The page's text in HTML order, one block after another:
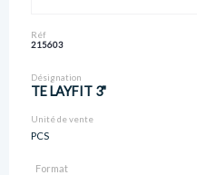
Réf
215603
Désignation
TE LAYFIT 3"
Unité de vente
PCS
Format